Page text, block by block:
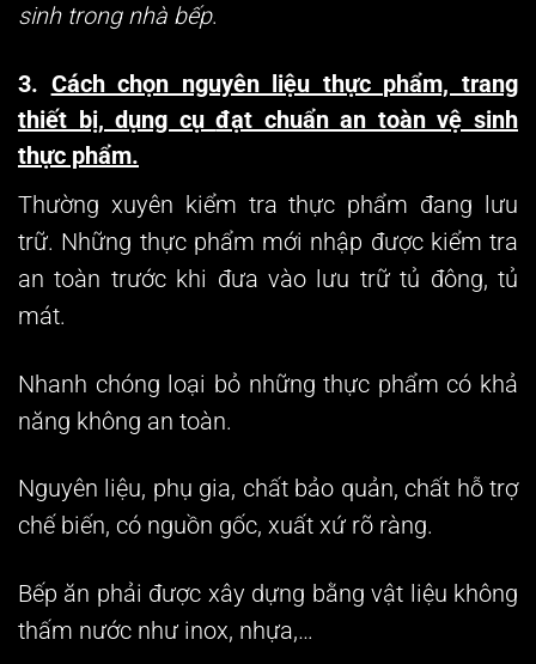
sinh trong nhà bếp.
3. Cách chọn nguyên liệu thực phẩm,trang
thiết bị, dụng cụđạt chuẩn an toàn vệ sinh
thực phẩm.
Thường xuyên kiểm tra thực phẩm đang lưu
trữ. Những thực phẩm mới nhập được kiểm tra
an toàn trước khi đưa vào lưu trữ tủ đông, tủ
mát.
Nhanh chóng loại bỏ những thực phẩm có khả
năng không an toàn.
Nguyên liệu, phụ gia, chất bảo quản, chất hỗ trợ
chế biến, có nguồn gốc, xuất xứ rõ ràng.
Bếp ăn phải được xây dựng bằng vật liệu không
thấm nước như inox, nhựa,…